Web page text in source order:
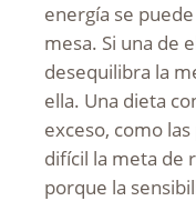
energía se
mesa. Si una de
desequilibra la
ella. Una dieta
exceso, como
difícil la meta de
porque la